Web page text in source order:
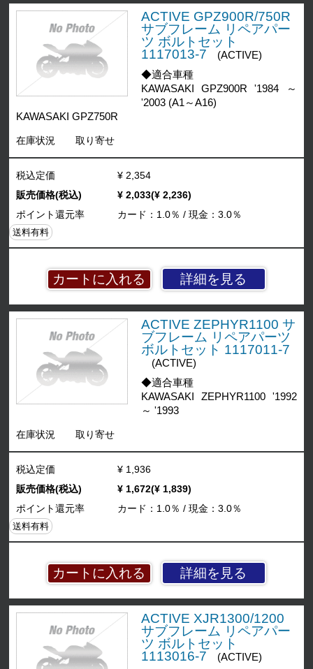
ACTIVE GPZ900R/750R
サブフレーム リペアパー
ツ ボルトセット
1117013-7
(ACTIVE)
◆適合車種
KAWASAKI GPZ900R '1984 ～
'2003 (A1～A16)
KAWASAKI GPZ750R
在庫状況 取り寄せ
詳細を見る
税込定価
¥ 2,354
販売価格(税込)
¥ 2,033(¥ 2,236)
ポイント還元率
カード：1.0％ / 現金：3.0％
送料有料
ACTIVE ZEPHYR1100 サ
ブフレーム リペアパーツ
ボルトセット 1117011-7
(ACTIVE)
◆適合車種
KAWASAKI ZEPHYR1100 '1992
～ '1993
在庫状況 取り寄せ
詳細を見る
税込定価
¥ 1,936
販売価格(税込)
¥ 1,672(¥ 1,839)
ポイント還元率
カード：1.0％ / 現金：3.0％
送料有料
ACTIVE XJR1300/1200
サブフレーム リペアパー
ツ ボルトセット
1113016-7
(ACTIVE)